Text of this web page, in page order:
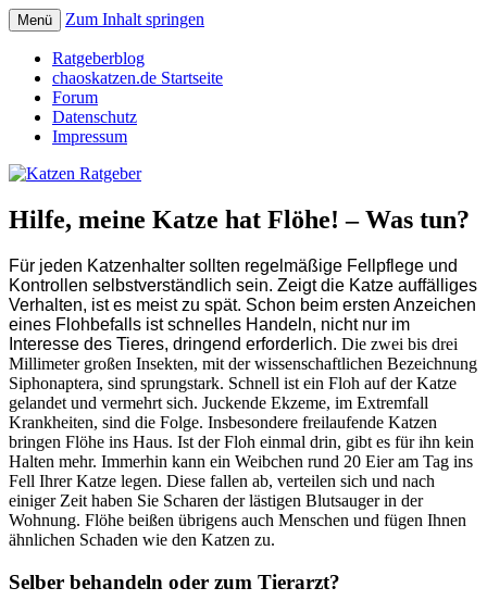
Katzen Ratgeber
Menü Zum Inhalt springen
Ratgeberblog
chaoskatzen.de Startseite
Forum
Datenschutz
Impressum
Hilfe, meine Katze hat Flöhe! – Was tun?
Für jeden Katzenhalter sollten regelmäßige Fellpflege und
Kontrollen selbstverständlich sein. Zeigt die Katze auffälliges
Verhalten, ist es meist zu spät. Schon beim ersten Anzeichen
eines Flohbefalls ist schnelles Handeln, nicht nur im
Interesse des Tieres, dringend erforderlich. Die zwei bis drei
Millimeter großen Insekten, mit der wissenschaftlichen Bezeichnung
Siphonaptera, sind sprungstark. Schnell ist ein Floh auf der Katze
gelandet und vermehrt sich. Juckende Ekzeme, im Extremfall
Krankheiten, sind die Folge. Insbesondere freilaufende Katzen
bringen Flöhe ins Haus. Ist der Floh einmal drin, gibt es für ihn kein
Halten mehr. Immerhin kann ein Weibchen rund 20 Eier am Tag ins
Fell Ihrer Katze legen. Diese fallen ab, verteilen sich und nach
einiger Zeit haben Sie Scharen der lästigen Blutsauger in der
Wohnung. Flöhe beißen übrigens auch Menschen und fügen Ihnen
ähnlichen Schaden wie den Katzen zu.
Selber behandeln oder zum Tierarzt?